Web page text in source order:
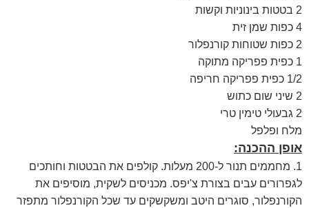
2 בטטות בינוניות וקשות
4 כפות שמן זית
2 כפות שטוחות קורנפלור
1 כפית פפריקה מתוקה
1/2 כפית פפריקה חריפה
2 שיני שום כתוש
2 גבעולי טימין טרי
מלח ופלפל
אופן ההכנה:
1. מחממים תנור ל-200 מעלות. קולפים את הבטטות וחותכים
לגפרורים עבים בצורת צ'יפס. מכניסים לשקית, מוסיפים את
הקורנפלור, סוגרים היטב ומשקשקים עד שכל הקורנפלור מתפזר